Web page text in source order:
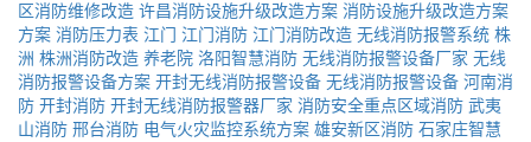
区消防维修改造 许昌消防设施升级改造方案 消防设施升级改造方案
方案 消防压力表 江门 江门消防 江门消防改造 无线消防报警系统 株
洲 株洲消防改造 养老院 洛阳智慧消防 无线消防报警设备厂家 无线
消防报警设备方案 开封无线消防报警设备 无线消防报警设备 河南消
防 开封消防 开封无线消防报警器厂家 消防安全重点区域消防 武夷
山消防 邢台消防 电气火灾监控系统方案 雄安新区消防 石家庄智慧